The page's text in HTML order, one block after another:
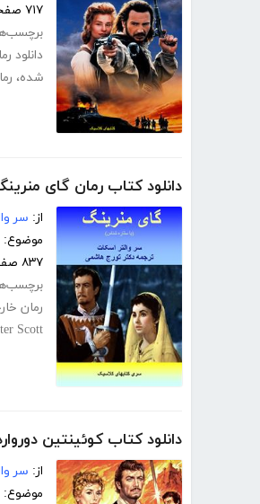
۷۱۷ صفحه
دانلود
شده،
دانلود کتاب رمان گای
از: سر
موضوع:
۸۳۷ صفحه
رمان
Scott
دانلود کتاب کوئینتین
از: سر
موضوع: